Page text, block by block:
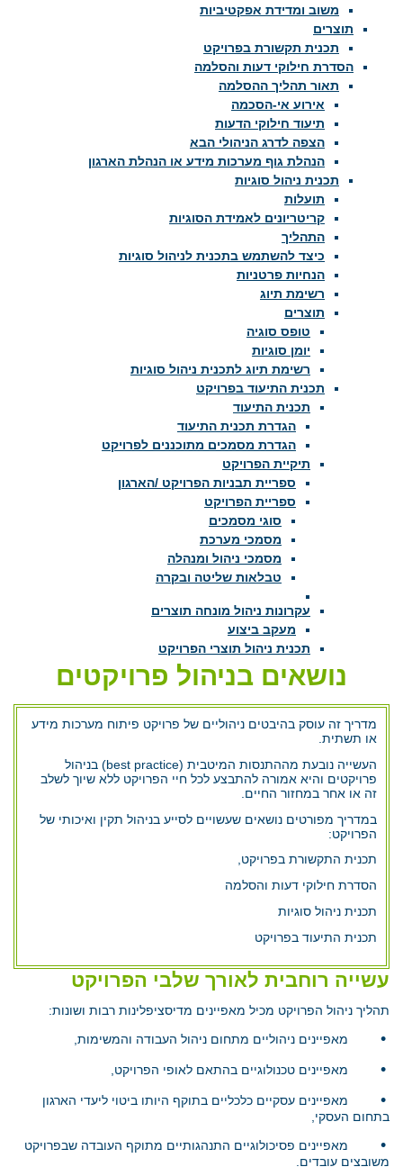
משוב ומדידת אפקטיביות
תוצרים
תכנית תקשורת בפרויקט
הסדרת חילוקי דעות והסלמה
תאור תהליך ההסלמה
אירוע אי-הסכמה
תיעוד חילוקי הדעות
הצפה לדרג הניהולי הבא
הנהלת גוף מערכות מידע או הנהלת הארגון
תכנית ניהול סוגיות
תועלות
קריטריונים לאמידת הסוגיות
התהליך
כיצד להשתמש בתכנית לניהול סוגיות
הנחיות פרטניות
רשימת תיוג
תוצרים
טופס סוגיה
יומן סוגיות
רשימת תיוג לתכנית ניהול סוגיות
תכנית התיעוד בפרויקט
תכנית התיעוד
הגדרת תכנית התיעוד
הגדרת מסמכים מתוכננים לפרויקט
תיקיית הפרויקט
ספריית תבניות הפרויקט /הארגון
ספריית הפרויקט
סוגי מסמכים
מסמכי מערכת
מסמכי ניהול ומנהלה
טבלאות שליטה ובקרה
עקרונות ניהול מונחה תוצרים
מעקב ביצוע
תכנית ניהול תוצרי הפרויקט
נושאים בניהול פרויקטים
מדריך זה עוסק בהיבטים ניהוליים של פרויקט פיתוח מערכות מידע
או תשתית.
העשייה נובעת מההתנסות המיטבית (best practice) בניהול
פרויקטים והיא אמורה להתבצע לכל חיי הפרויקט ללא שיוך לשלב
זה או אחר במחזור החיים.
במדריך מפורטים נושאים שעשויים לסייע בניהול תקין ואיכותי של
הפרויקט:
תכנית התקשורת בפרויקט,
הסדרת חילוקי דעות והסלמה
תכנית ניהול סוגיות
תכנית התיעוד בפרויקט
עשייה רוחבית לאורך שלבי הפרויקט
תהליך ניהול הפרויקט מכיל מאפיינים מדיסציפלינות רבות ושונות:
• מאפיינים ניהוליים מתחום ניהול העבודה והמשימות,
• מאפיינים טכנולוגיים בהתאם לאופי הפרויקט,
• מאפיינים עסקיים כלכליים בתוקף היותו ביטוי ליעדי הארגון
בתחום העסקי,
• מאפיינים פסיכולוגיים התנהגותיים מתוקף העובדה שבפרויקט
משובצים עובדים.